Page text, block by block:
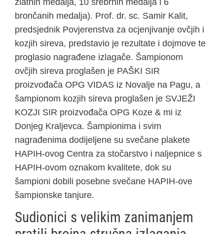
zlatnih medalja, 10 srebrnih medalja i 6
brončanih medalja). Prof. dr. sc. Samir Kalit,
predsjednik Povjerenstva za ocjenjivanje ovčjih i
kozjih sireva, predstavio je rezultate i dojmove te
proglasio nagrađene izlagače. Šampionom
ovčjih sireva proglašen je PAŠKI SIR
proizvođača OPG VIDAS iz Novalje na Pagu, a
šampionom kozjih sireva proglašen je SVJEŽI
KOZJI SIR proizvođača OPG Koze & mi iz
Donjeg Kraljevca. Šampionima i svim
nagrađenima dodijeljene su svečane plakete
HAPIH-ovog Centra za stočarstvo i naljepnice s
HAPIH-ovom oznakom kvalitete, dok su
šampioni dobili posebne svečane HAPIH-ove
šampionske tanjure.
Sudionici s velikim zanimanjem